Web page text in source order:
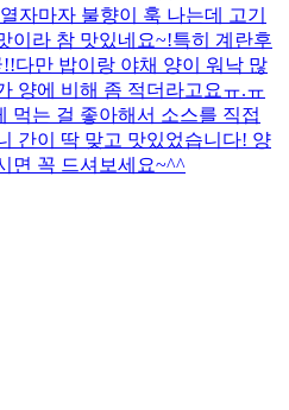
자마자 불향이 훅 나는데 고기
이라 참 맛있네요~!특히 계란후
다만 밥이랑 야채 양이 워낙 많
양에 비해 좀 적더라고요ㅠ.ㅠ
먹는 걸 좋아해서 소스를 직접
간이 딱 맞고 맛있었습니다! 양
면 꼭 드셔보세요~^^